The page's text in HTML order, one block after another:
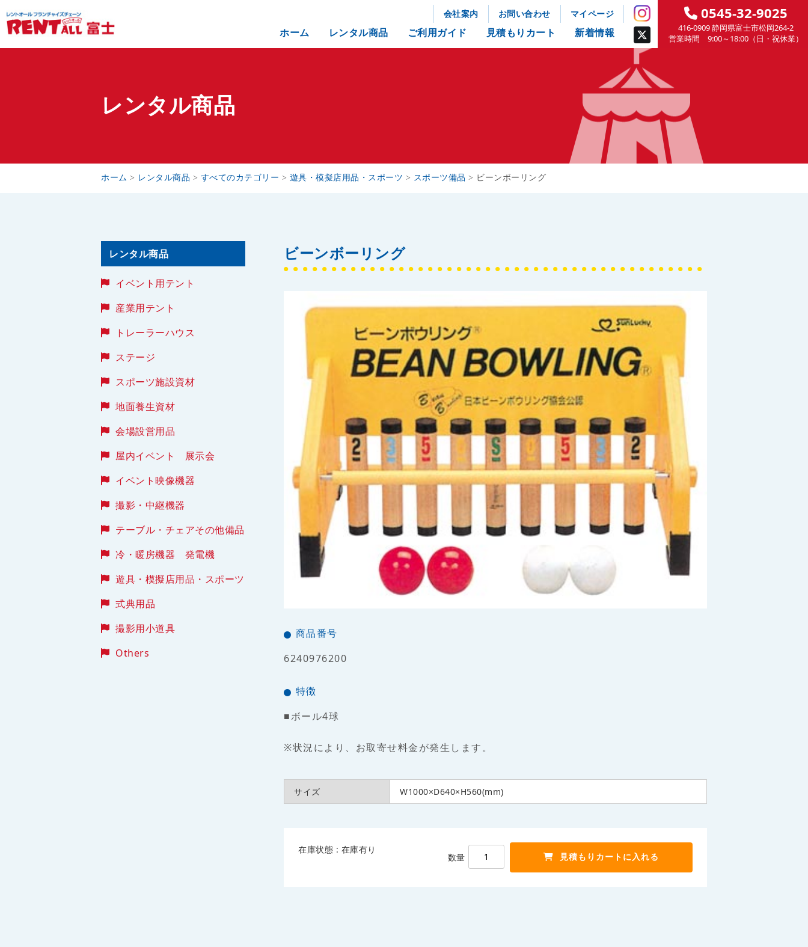
会社案内 お問い合わせ マイページ
ホーム レンタル商品 ご利用ガイド 見積もりカート 新着情報
0545-32-9025
416-0909 静岡県富士市松岡264-2
営業時間 9:00～18:00（日・祝休業）
レンタル商品
ホーム > レンタル商品 > すべてのカテゴリー > 遊具・模擬店用品・スポーツ > スポーツ備品 > ビーンボーリング
ビーンボーリング
商品番号
6240976200
特徴
■ボール4球
※状況により、お取寄せ料金が発生します。
サイズ W1000×D640×H560(mm)
在庫状態 : 在庫有り
数量
レンタル商品
イベント用テント
産業用テント
トレーラーハウス
ステージ
スポーツ施設資材
地面養生資材
会場設営用品
屋内イベント 展示会
イベント映像機器
撮影・中継機器
テーブル・チェアその他備品
冷・暖房機器 発電機
遊具・模擬店用品・スポーツ
式典用品
撮影用小道具
Others